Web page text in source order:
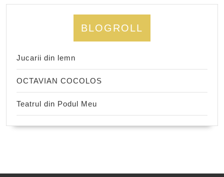
BLOGROLL
Jucarii din lemn
OCTAVIAN COCOLOS
Teatrul din Podul Meu